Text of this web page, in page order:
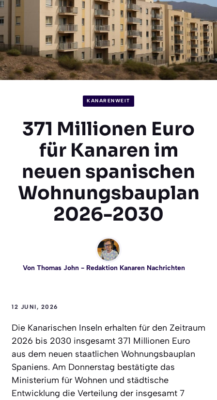
KANARENWEIT
371 Millionen Euro
für Kanaren im
neuen spanischen
Wohnungsbauplan
2026-2030
Von Thomas John- Redaktion Kanaren Nachrichten
12 JUNI, 2026
Die Kanarischen Inseln erhalten für den Zeitraum
2026 bis 2030 insgesamt 371 Millionen Euro
aus dem neuen staatlichen Wohnungsbauplan
Spaniens. Am Donnerstag bestätigte das
Ministerium für Wohnen und städtische
Entwicklung die Verteilung der insgesamt 7